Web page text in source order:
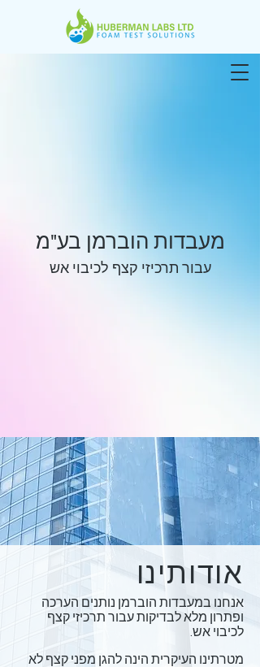
מעבדות הוברמן בע"מ
עבור תרכיזי קצף לכיבוי אש
אודותינו
אנחנו במעבדות הוברמן נותנים הערכה
ופתרון מלא לבדיקות עבור תרכיזי קצף
לכיבוי אש.
מטרתינו העיקרית הינה להגן מפני קצף לא